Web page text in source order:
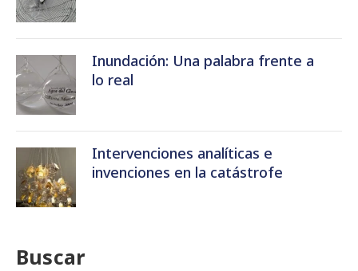
Inundación: Una palabra frente a
lo real
Intervenciones analíticas e
invenciones en la catástrofe
Buscar